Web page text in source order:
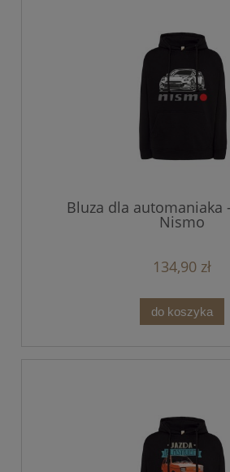
Bluza dla automaniaka
Nismo
134,90 zł
do koszyka